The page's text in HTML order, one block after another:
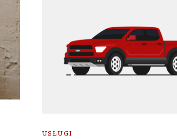
USŁUGI